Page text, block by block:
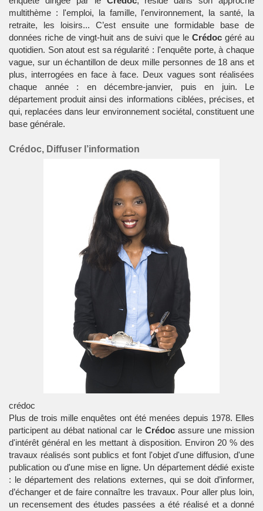
multithème : l'emploi, la famille, l'environnement, lasanté, la
retraite, les loisirs... C’est ensuite une formidable base de
données riche de vingt-huit ans de suivi que leCrédoc géré au
quotidien. Son atout est sa régularité : l'enquête porte, à chaque
vague, sur un échantillon de deux mille personnes de 18 ans et
plus, interrogées en face à face. Deux vagues sont réalisées
chaque année : en décembre-janvier, puis en juin. Le
département produit ainsi des informations ciblées, précises, et
qui, replacées dans leur environnement sociétal, constituent une
base générale.
Crédoc, Diffuser l’information
crédoc
Plus de trois mille enquêtes ont été menées depuis 1978. Elles
participent au débat national car le Crédocassure une mission
d'intérêt général en les mettant à disposition. Environ 20 % des
travaux réalisés sont publics et font l'objet d'une diffusion, d'une
publication ou d'une mise en ligne. Un département dédié existe
: le département des relations externes, qui se doit d’informer,
d’échanger et de faire connaître les travaux. Pour aller plus loin,
un recensement des études passées a été réalisé et a donné